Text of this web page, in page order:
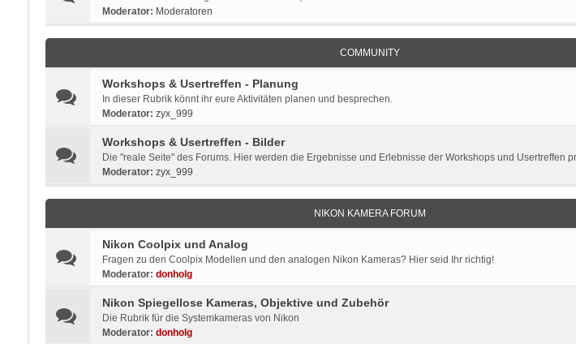
Moderator: Moderatoren
COMMUNITY
Workshops & Usertreffen - Planung
In dieser Rubrik könnt ihr eure Aktivitäten planen und besprechen.
Moderator: zyx_999
Workshops & Usertreffen - Bilder
Die "reale Seite" des Forums. Hier werden die Ergebnisse und Erlebnisse der Workshops und Usertreffen
Moderator: zyx_999
NIKON KAMERA FORUM
Nikon Coolpix und Analog
Fragen zu den Coolpix Modellen und den analogen Nikon Kameras? Hier seid Ihr richtig!
Moderator: donholg
Nikon Spiegellose Kameras, Objektive und Zubehör
Die Rubrik für die Systemkameras von Nikon
Moderator: donholg